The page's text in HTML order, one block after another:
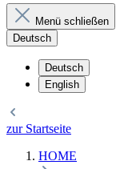
Menü schließen
Deutsch
Deutsch
English
zur Startseite
HOME